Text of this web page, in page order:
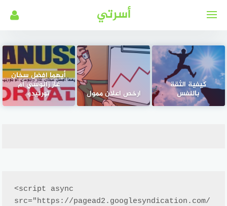
أسرتي
كيفية الثقة
بالنفس ارخص اعلان ممول
أيهما افضل سخان
غاز زانوسي أم
تورنيدو
<script async
src="https://pagead2.googlesyndication.com/